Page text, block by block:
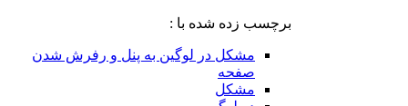
برچسب زده شده با :
مشکل در لوگین به پنل و رفرش شدن
صفحه
مشکل